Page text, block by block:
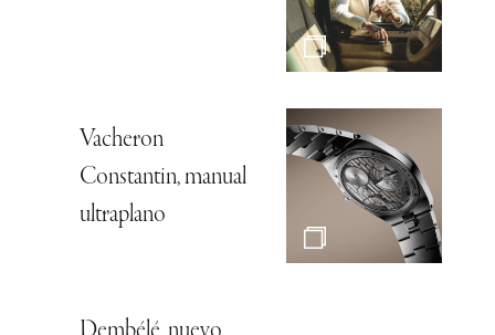
Vacheron
Constantin, manual
ultraplano